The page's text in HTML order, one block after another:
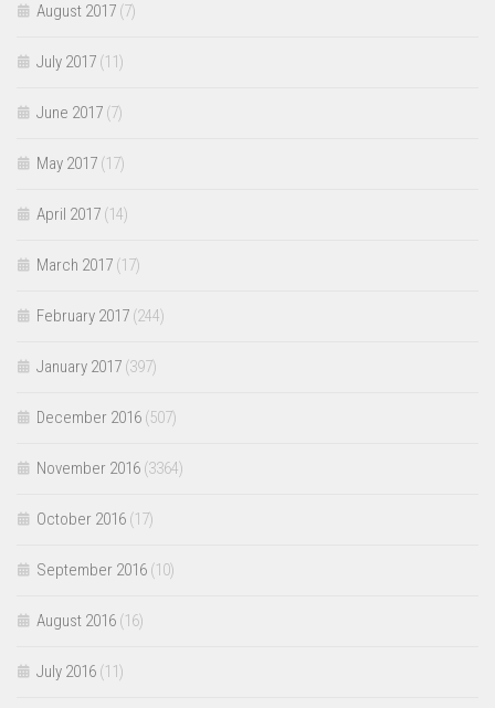
August 2017 (7)
July 2017 (11)
June 2017 (7)
May 2017 (17)
April 2017 (14)
March 2017 (17)
February 2017 (244)
January 2017 (397)
December 2016 (507)
November 2016 (3364)
October 2016 (17)
September 2016 (10)
August 2016 (16)
July 2016 (11)